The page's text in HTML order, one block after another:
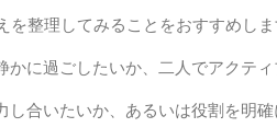
整理してみることをおすすめしま
かに過ごしたいか、二人でアクティ
し合いたいか、あるいは役割を明確